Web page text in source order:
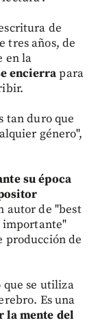
de
tres años, de
en la
encierrapara
tan duro que
género",
su época
autor de "best
importante"
producción de
que se utiliza
Es una
la mente del